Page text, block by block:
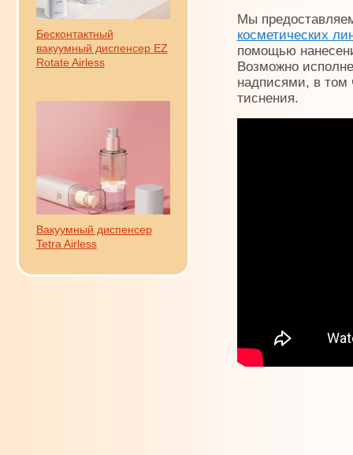
Бесконтактный
вакуумный диспенсер EZ
Rotate Airless
Вакуумный диспенсер
Tetra Airless
Мы
косметических
помощью
Возможно
надписями, в том
тиснения.